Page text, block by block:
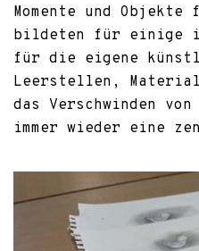
Momente und
bildeten für einige
für die eigene
Leerstellen,
das Verschwinden
immer wieder eine